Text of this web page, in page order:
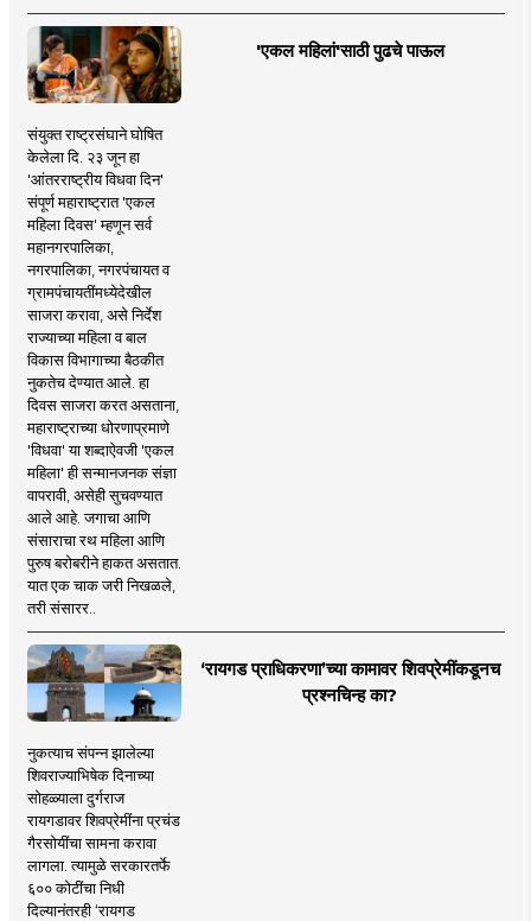
'एकल महिलां'साठी पुढचे पाऊल
संयुक्त राष्ट्रसंघाने घोषित
केलेला दि. २३ जून हा
'आंतरराष्ट्रीय विधवा दिन'
संपूर्ण महाराष्ट्रात 'एकल
महिला दिवस' म्हणून सर्व
महानगरपालिका,
नगरपालिका, नगरपंचायत व
ग्रामपंचायतींमध्येदेखील
साजरा करावा, असे निर्देश
राज्याच्या महिला व बाल
विकास विभागाच्या बैठकीत
नुकतेच देण्यात आले. हा
दिवस साजरा करत असताना,
महाराष्ट्राच्या धोरणाप्रमाणे
'विधवा' या शब्दाऐवजी 'एकल
महिला' ही सन्मानजनक संज्ञा
वापरावी, असेही सुचवण्यात
आले आहे. जगाचा आणि
संसाराचा रथ महिला आणि
पुरुष बरोबरीने हाकत असतात.
यात एक चाक जरी निखळले,
तरी संसारर..
‘रायगड प्राधिकरणा’च्या कामावर शिवप्रेमींकडूनच
प्रश्नचिन्ह का?
नुकत्याच संपन्न झालेल्या
शिवराज्याभिषेक दिनाच्या
सोहळ्याला दुर्गराज
रायगडावर शिवप्रेमींना प्रचंड
गैरसोयींचा सामना करावा
लागला. त्यामुळे सरकारतर्फे
६०० कोटींचा निधी
दिल्यानंतरही ‘रायगड